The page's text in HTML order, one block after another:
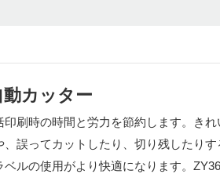
カッター
刷時の時間と労力を節約します。き
誤ってカットしたり、切り残したり
ルの使用がより快適になります。